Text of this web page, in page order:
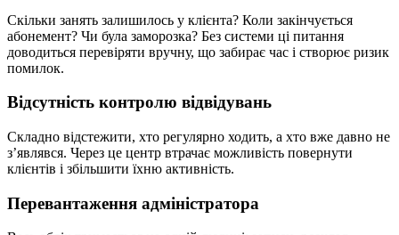
Скільки занять залишилось у клієнта? Коли закінчується
абонемент? Чи була заморозка? Без системи ці питання
доводиться перевіряти вручну, що забирає час і створює ризик
помилок.
Відсутність контролю відвідувань
Складно відстежити, хто регулярно ходить, а хто вже давно не
з’являвся. Через це центр втрачає можливість повернути
клієнтів і збільшити їхню активність.
Перевантаження адміністратора